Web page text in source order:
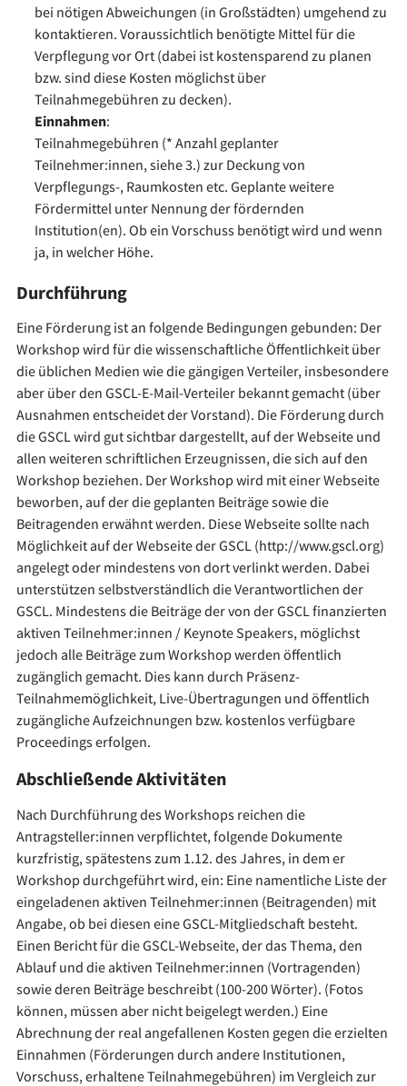
bei nötigen Abweichungen (in Großstädten) umgehend zu
kontaktieren. Voraussichtlich benötigte Mittel für die
Verpflegung vor Ort (dabei ist kostensparend zu planen
bzw. sind diese Kosten möglichst über
Teilnahmegebühren zu decken).
Einnahmen:
Teilnahmegebühren (* Anzahl geplanter
Teilnehmer:innen, siehe 3.) zur Deckung von
Verpflegungs-, Raumkosten etc. Geplante weitere
Fördermittel unter Nennung der fördernden
Institution(en). Ob ein Vorschuss benötigt wird und wenn
ja, in welcher Höhe.
Durchführung
Eine Förderung ist an folgende Bedingungen gebunden: Der
Workshop wird für die wissenschaftliche Öffentlichkeit über
die üblichen Medien wie die gängigen Verteiler, insbesondere
aber über den GSCL-E-Mail-Verteiler bekannt gemacht (über
Ausnahmen entscheidet der Vorstand). Die Förderung durch
die GSCL wird gut sichtbar dargestellt, auf der Webseite und
allen weiteren schriftlichen Erzeugnissen, die sich auf den
Workshop beziehen. Der Workshop wird mit einer Webseite
beworben, auf der die geplanten Beiträge sowie die
Beitragenden erwähnt werden. Diese Webseite sollte nach
Möglichkeit auf der Webseite der GSCL (http://www.gscl.org)
angelegt oder mindestens von dort verlinkt werden. Dabei
unterstützen selbstverständlich die Verantwortlichen der
GSCL. Mindestens die Beiträge der von der GSCL finanzierten
aktiven Teilnehmer:innen / Keynote Speakers, möglichst
jedoch alle Beiträge zum Workshop werden öffentlich
zugänglich gemacht. Dies kann durch Präsenz-
Teilnahmemöglichkeit, Live-Übertragungen und öffentlich
zugängliche Aufzeichnungen bzw. kostenlos verfügbare
Proceedings erfolgen.
Abschließende Aktivitäten
Nach Durchführung des Workshops reichen die
Antragsteller:innen verpflichtet, folgende Dokumente
kurzfristig, spätestens zum 1.12. des Jahres, in dem er
Workshop durchgeführt wird, ein: Eine namentliche Liste der
eingeladenen aktiven Teilnehmer:innen (Beitragenden) mit
Angabe, ob bei diesen eine GSCL-Mitgliedschaft besteht.
Einen Bericht für die GSCL-Webseite, der das Thema, den
Ablauf und die aktiven Teilnehmer:innen (Vortragenden)
sowie deren Beiträge beschreibt (100-200 Wörter). (Fotos
können, müssen aber nicht beigelegt werden.) Eine
Abrechnung der real angefallenen Kosten gegen die erzielten
Einnahmen (Förderungen durch andere Institutionen,
Vorschuss, erhaltene Teilnahmegebühren) im Vergleich zur